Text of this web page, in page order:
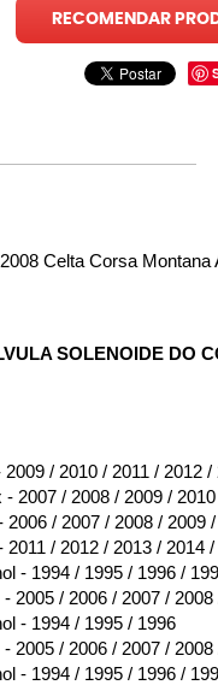
RECOMENDAR
Celta Corsa Montana
SOLENOIDE DO
/ 2010 / 2011 / 2012 /
2007 / 2008 / 2009 /
/ 2007 / 2008 / 2009
/ 2012 / 2013 / 2014 /
- 1994 / 1995 / 1996 /
2005 / 2006 / 2007 /
- 1994 / 1995 / 1996
2005 / 2006 / 2007 /
- 1994 / 1995 / 1996 /